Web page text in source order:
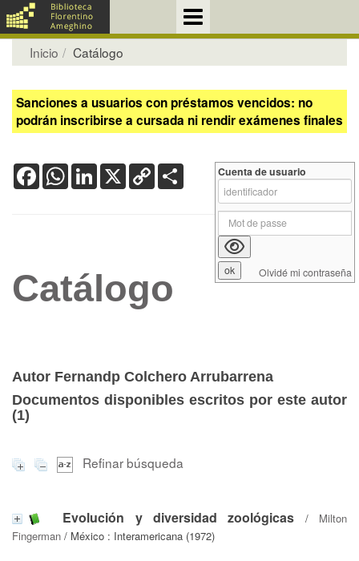
Inicio Catálogo
Sanciones a usuarios con préstamos vencidos: no
podrán inscribirse a cursada ni rendir exámenes finales
FacebookWhatsApp
LinkedIn
X Copy
Link
Catálogo
Autor Fernandp Colchero Arrubarrena
Documentos disponibles escritos por este autor
(1)
Refinar búsqueda
Evolución y diversidad zoológicas / Milton
Fingerman / México : Interamericana (1972)
Cuenta de usuario
Olvidé mi contraseña